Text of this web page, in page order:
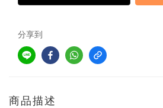
分享到
商品描述